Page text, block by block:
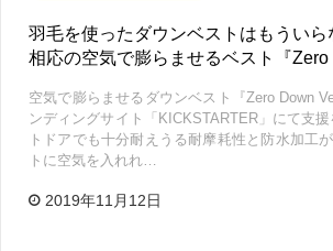
羽毛を使ったダウンベストはもうい
相応の空気で膨らませるベスト『Zero
空気で膨らませるダウンベスト『Zero Down
ンディングサイト「KICKSTARTER」にて支
トドアでも十分耐えうる耐摩耗性と防水加工
トに空気を入れれ…
2019年11月12日